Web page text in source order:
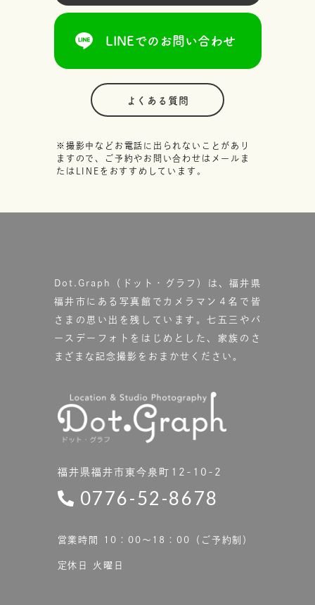
LINEでのお問い合わせ
よくある質問
※撮影中などお電話に出られないことがあり
ますので、ご予約やお問い合わせはメールま
たはLINEをおすすめしています。
Dot.Graph（ドット・グラフ）は、福井県
福井市にある写真館で カメラマン４名で皆
さまの思い出を残しています。七五三やバ
ースデーフォトをはじめとした、家族のさ
まざまな記念撮影をおまかせください。
福井県福井市東今泉町12-10-2
0776-52-8678
営業時間 10：00〜18：00（ご予約制）
定休日 火曜日